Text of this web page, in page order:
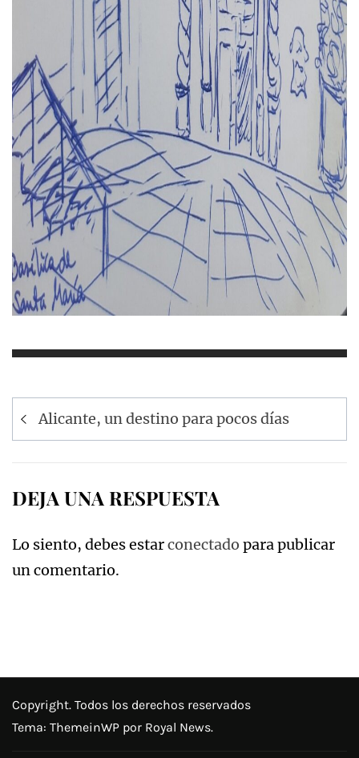
Navegación
de
Alicante, un destino para pocos días
DEJA UNA RESPUESTA
Lo siento, debes estarconectado para publicar
un comentario.
Copyright. Todos los derechos reservados
Tema: ThemeinWP por Royal News.